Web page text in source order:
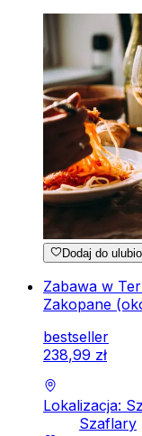
Dodaj do
Zabawa w
Zakopane
bestseller
238,99 zł
Lokalizacja:
Szaflary